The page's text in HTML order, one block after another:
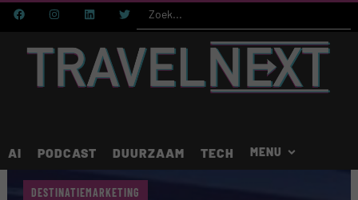
AI PODCAST DUURZAAM TECH
DESTINATIEMARKETING